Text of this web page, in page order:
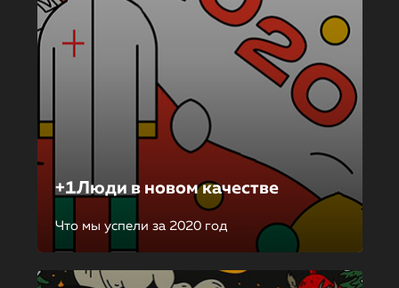
+1Люди в новом качестве
Что мы успели за 2020 год